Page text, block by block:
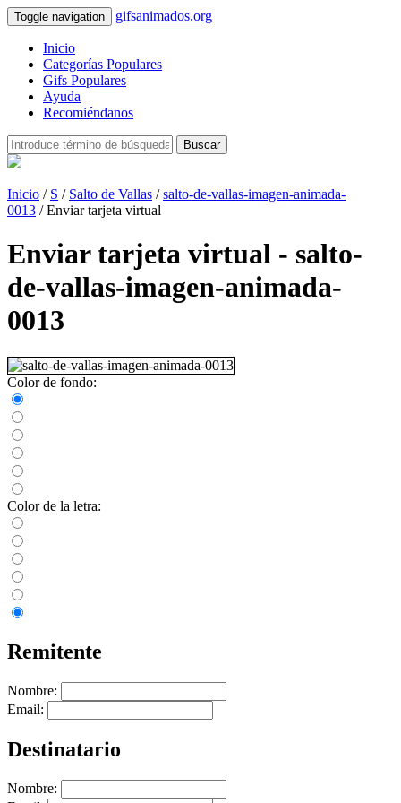
Toggle navigation gifsanimados.org
Inicio
Categorías Populares
Gifs Populares
Ayuda
Recomiéndanos
Buscar
Inicio / S / Salto de Vallas /salto-de-vallas-imagen-animada-
0013 / Enviar tarjeta virtual
Enviar tarjeta virtual - salto-
de-vallas-imagen-animada-
0013
Color de fondo:
Color de la letra:
Remitente
Nombre:
Email:
Destinatario
Nombre: